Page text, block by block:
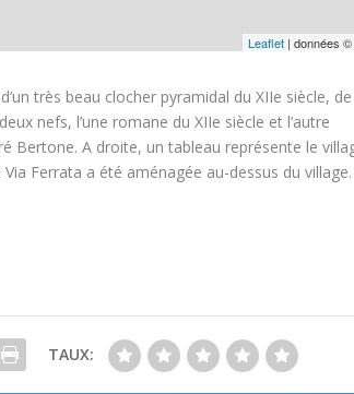
Leaflet | données
très beau clocher pyramidal du XIIe siècle, de
nefs, l’une romane du XIIe siècle et l’autre
Bertone. A droite, un tableau représente le
Ferrata a été aménagée au-dessus du village.
TAUX: